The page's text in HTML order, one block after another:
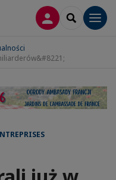
LOGOWANIE
SEARCH